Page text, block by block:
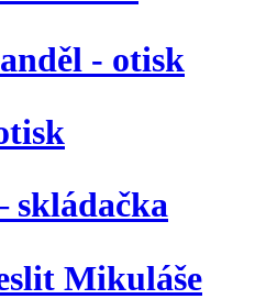
- otisk
skládačka
Mikuláše